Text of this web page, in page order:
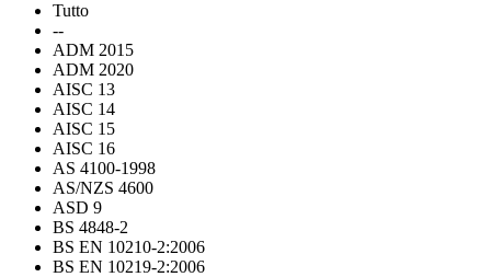
Tutto
--
ADM 2015
ADM 2020
AISC 13
AISC 14
AISC 15
AISC 16
AS 4100-1998
AS/NZS 4600
ASD 9
BS 4848-2
BS EN 10210-2:2006
BS EN 10219-2:2006